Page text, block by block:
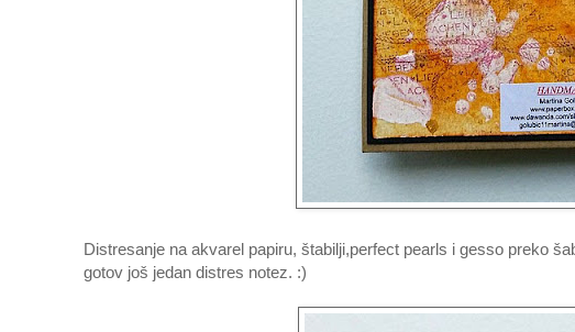
Distresanje na akvarel papiru, štabilji,perfect pearls i gesso preko
gotov još jedan distres notez. :)